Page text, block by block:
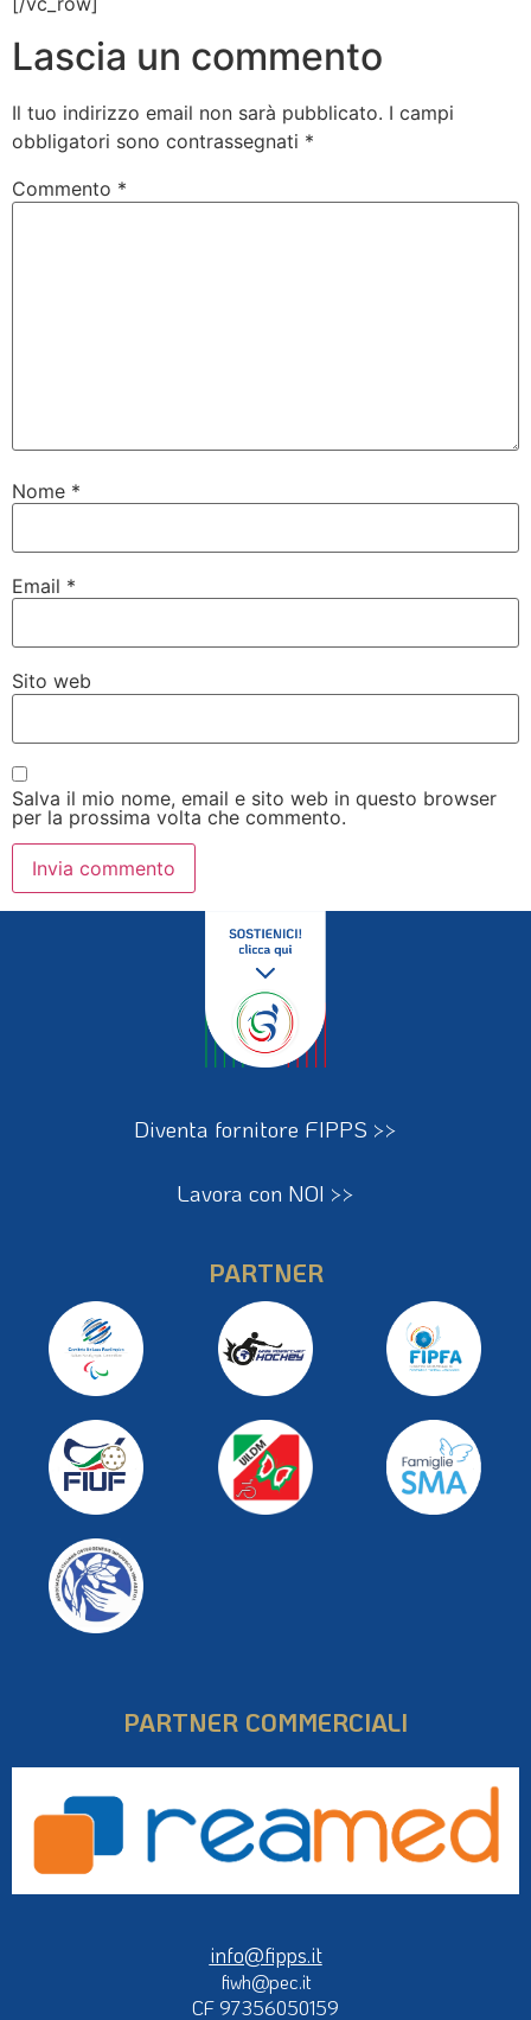
Lascia un commento
Il tuo indirizzo email non sarà pubblicato. I campi
obbligatori sono contrassegnati *
Commento *
Nome *
Email *
Sito web
Salva il mio nome, email e sito web in questo browser
per la prossima volta che commento.
Diventa fornitore FIPPS >>
Lavora con NOI >>
PARTNER
PARTNER COMMERCIALI
info@fipps.it
fiwh@pec.it
CF 97356050159